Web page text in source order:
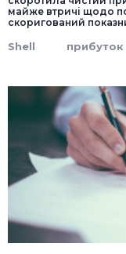
майже втричі щодо
скоригований
Shell прибуток